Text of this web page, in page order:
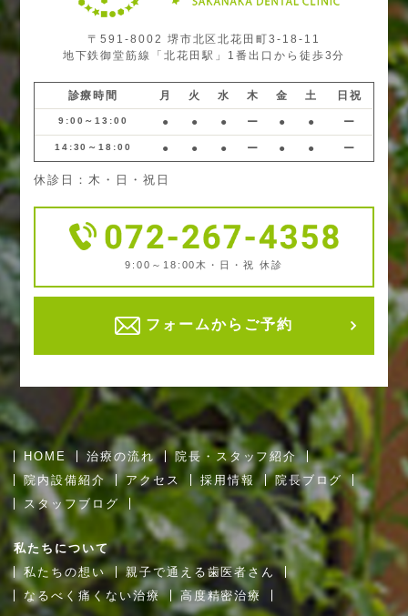
〒591-8002 堺市北区北花田町3-18-11
地下鉄御堂筋線「北花田駅」1番出口から徒歩3分
診療時間 月 火 水 木 金 土 日祝
9:00～13:00 ● ● ● ー ● ● ー
14:30～18:00 ● ● ● ー ● ● ー
休診日：木・日・祝日
9:00～18:00 木・日・祝 休診
フォームからご予約
HOME 治療の流れ
院長・スタッフ紹介
院内設備紹介
アクセス 採用情報
院長ブログ
スタッフブログ
私たちについて
私たちの想い
親子で通える歯医者さん
なるべく痛くない治療
高度精密治療